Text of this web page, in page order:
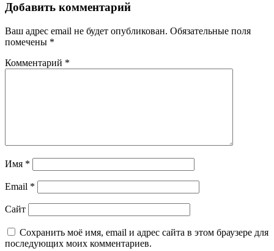
Добавить комментарий
Ваш адрес email не будет опубликован. Обязательные поля
помечены *
Комментарий *
Имя *
Email *
Сайт
Сохранить моё имя, email и адрес сайта в этом браузере для
последующих моих комментариев.